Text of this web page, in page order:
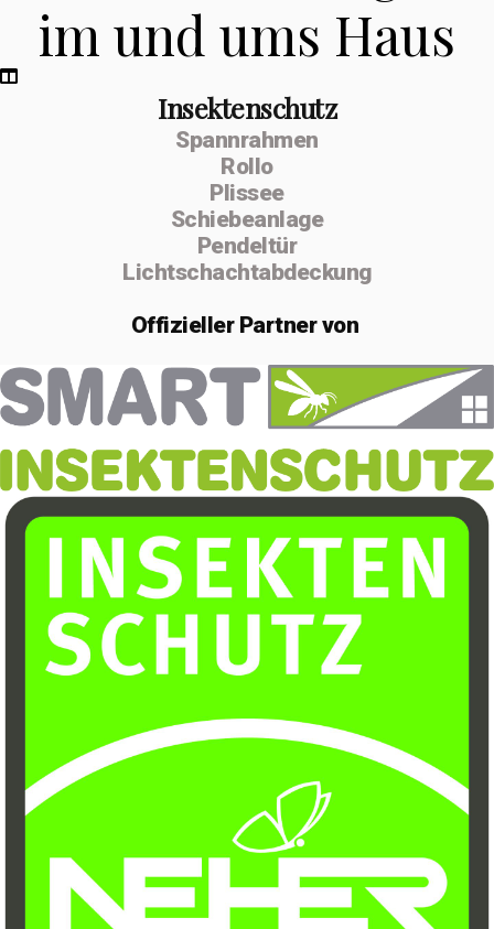
im und ums Haus
Insektenschutz
Spannrahmen
Rollo
Plissee
Schiebeanlage
Pendeltür
Lichtschachtabdeckung
OffiziellerPartner von